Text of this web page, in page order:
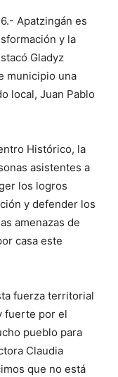
Apatzingán es
y la
Gladyz
municipio una
local, Juan Pablo
Histórico, la
asistentes a
los logros
y defender los
amenazas de
casa este
fuerza territorial
fuerte por el
pueblo para
Claudia
que no está